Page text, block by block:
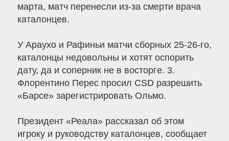
марта, матч перенесли из-за смерти врача
каталонцев.
У Араухо и Рафиньи матчи сборных 25-26-го,
каталонцы недовольны и хотят оспорить
дату, да и соперник не в восторге. 3.
Флорентино Перес просил CSD разрешить
«Барсе» зарегистрировать Ольмо.
Президент «Реала» рассказал об этом
игроку и руководству каталонцев, сообщает